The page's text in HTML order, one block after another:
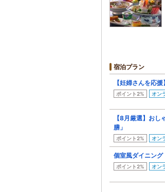
宿泊プラン
【妊婦さんを応
ポイント2% オン
【8月厳選】お
膳」
ポイント2% オン
個室風ダイニン
ポイント2% オン